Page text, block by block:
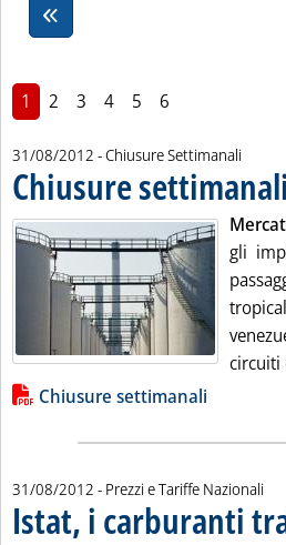
1 2 3 4 5 6
31/08/2012 - Chiusure Settimanali
Chiusure
gli
circuiti
Lista allegati PDF alla
Chiusure settimanali
31/08/2012 - Prezzi e Tariffe Nazionali
Istat, i carburanti